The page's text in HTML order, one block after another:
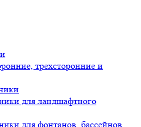
трехсторонние и
для ландшафтного
для фонтанов, бассейнов